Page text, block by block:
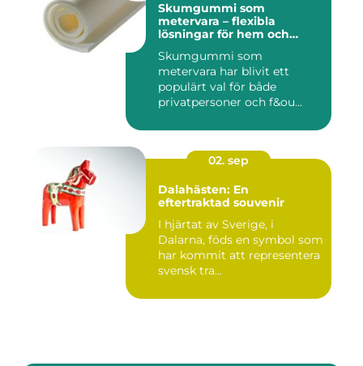
Skumgummi som
metervara – flexibla
lösningar för hem och
Skumgummi som
metervara har blivit ett
populärt val för både
privatpersoner och f&ou...
02. sep
Dalahästen: En
eftertraktad souvenir
I hjärtat av Sverige, i
Dalarna, föds en symbol som
har kommit att representera
svensk tra...